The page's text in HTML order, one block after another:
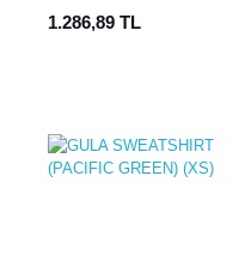
1.286,89 TL